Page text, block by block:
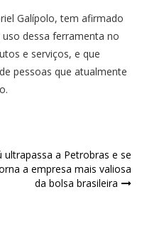
Galípolo, tem afirmado
dessa ferramenta no
e serviços, e que
pessoas que atualmente
ultrapassa a Petrobras e se
a empresa mais valiosa
da bolsa brasileira